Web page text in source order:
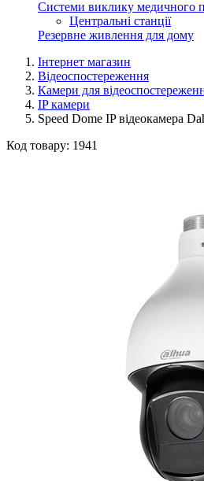
Системи виклику медичного
Центральні станції
Резервне живлення для дому
Інтернет магазин
Відеоспостереження
Камери для
IP камери
Speed ​​Dome IP відеокамера
Код товару: 1941